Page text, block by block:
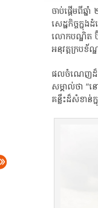
ចាប់ផ្ដើម​ពី​ឆ្
សេដ្ឋកិច្ច​ក្
លោក​បណ្ឌិត​ ប៊ិ​ត​
អនុវត្ត​ក្របខ័
ផល​ចំណេញ​ដ៏​ម
សម្គាល់ថា​ “​
គន្លឹះ​ដ៏​សំខាន់​